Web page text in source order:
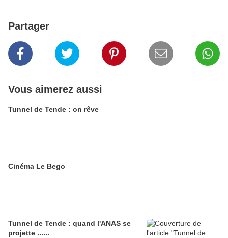
Partager
Vous aimerez aussi
Tunnel de Tende : on rêve
Cinéma Le Bego
Tunnel de Tende : quand l'ANAS se
projette ......